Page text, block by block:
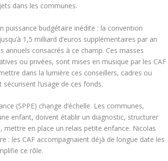
dans les communes.
puissance budgétaire inédite : la convention
1,5 milliard d’euros supplémentaires par an
consacrés à ce champ. Ces masses
ou privées, sont mises en musique par les CAF
dans la lumière ces conseillers, cadres ou
l’usage de ces fonds.
(SPPE) change d’échelle. Les communes,
enfant, doivent établir un diagnostic, structurer
en place un relais petite enfance. Nicolas
: les CAF accompagnaient déjà de longue date les
ce rôle.